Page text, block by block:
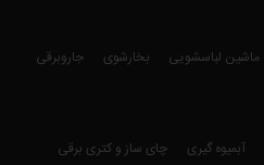
ماشین لباسشویی بخارشوی
جاروبرقی
آبمیوه گیری
چای ساز و کتری برقی